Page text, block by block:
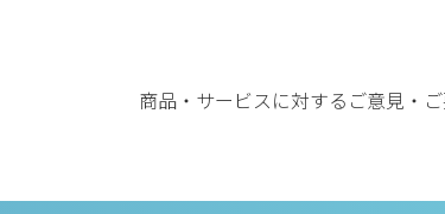
商品・サービスに対するご意見・